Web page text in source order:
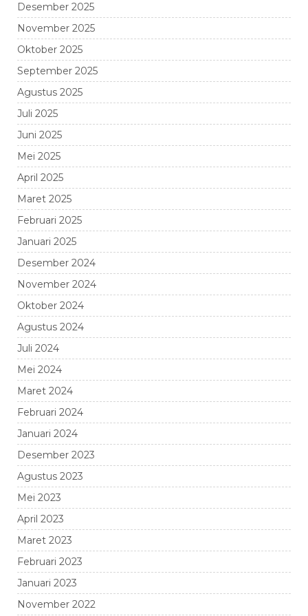
Desember 2025
November 2025
Oktober 2025
September 2025
Agustus 2025
Juli 2025
Juni 2025
Mei 2025
April 2025
Maret 2025
Februari 2025
Januari 2025
Desember 2024
November 2024
Oktober 2024
Agustus 2024
Juli 2024
Mei 2024
Maret 2024
Februari 2024
Januari 2024
Desember 2023
Agustus 2023
Mei 2023
April 2023
Maret 2023
Februari 2023
Januari 2023
November 2022